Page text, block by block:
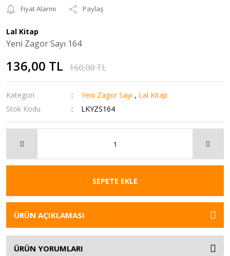
Fiyat Alarmı
Paylaş
Lal Kitap
Yeni Zagor Sayı 164
136,00 TL 160,00 TL
Kategori Yeni Zagor Sayı , Lal Kitap
Stok Kodu
LKYZS164
SEPETE EKLE
ÜRÜN AÇIKLAMASI
ÜRÜN YORUMLARI